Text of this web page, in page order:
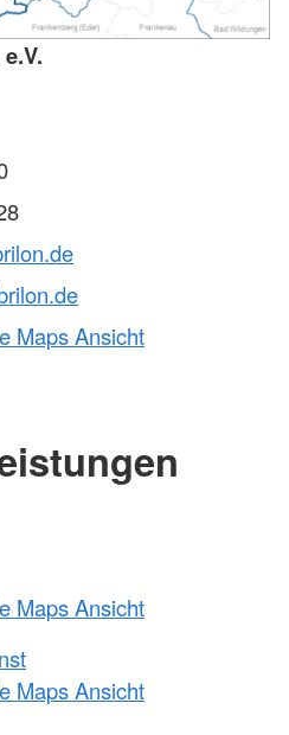
Maps Ansicht
Maps Ansicht
Maps Ansicht